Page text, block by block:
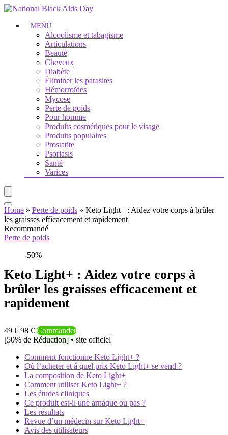
MENU
Alcoolisme et tabagisme
Articulations
Beauté
Cheveux
Diabète
Éliminer les parasites
Hémorroïdes
Mycose
Perte de poids
Pour homme
Produits cosmétiques pour le visage
Produits populaires
Prostatite
Psoriasis
Santé
Varices
Home » Perte de poids » Keto Light+ : Aidez votre corps à brûler
les graisses efficacement et rapidement
Recommandé
Perte de poids
-50%
Keto Light+ : Aidez votre corps à
brûler les graisses efficacement et
rapidement
49 € 98 € Commander
[50% de Réduction] • site officiel
Comment fonctionne Keto Light+ ?
Où l’acheter et à quel prix Keto Light+ se vend ?
La composition de Keto Light+
Comment utiliser Keto Light+ ?
Les études cliniques
Ce produit est-il une arnaque ou pas ?
Les résultats
Revue d’un médecin sur Keto Light+
Avis des utilisateurs